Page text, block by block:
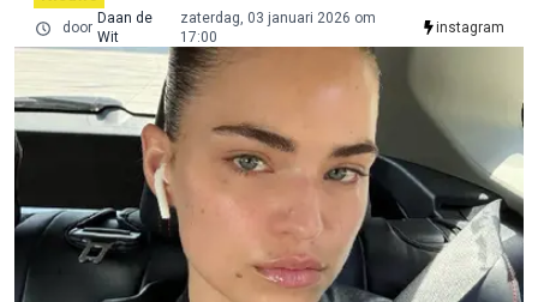
door
Daan de
Wit
zaterdag, 03 januari 2026 om
17:00
instagram